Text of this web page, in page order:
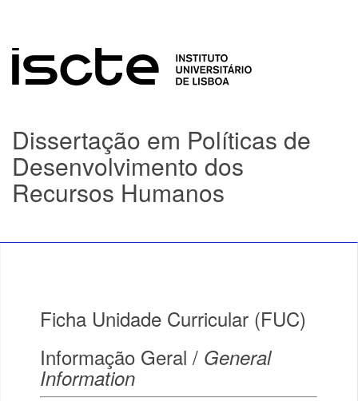
Dissertação em Políticas de
Desenvolvimento dos
Recursos Humanos
Ficha Unidade Curricular (FUC)
Informação Geral / General
Information